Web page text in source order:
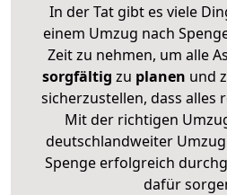
In der Tat gibt es viele
einem Umzug nach
Zeit zu nehmen, um alle
sorgfältig zu planen und
sicherzustellen, dass alles
Mit der richtigen
deutschlandweiter
Spenge erfolgreich
dafür